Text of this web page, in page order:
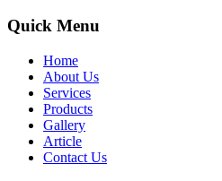
Quick Menu
Home
About Us
Services
Products
Gallery
Article
Contact Us